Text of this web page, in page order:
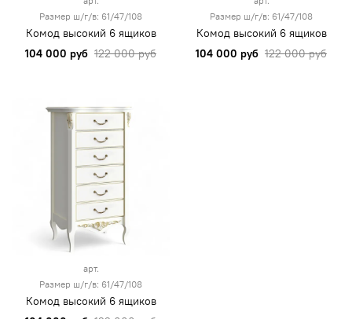
Размер ш/г/в: 61/47/108
Комод высокий 6 ящиков
104 000 руб 122 000 руб
Размер ш/г/в: 61/47/108
Комод высокий 6 ящиков
104 000 руб 122 000 руб
арт.
Размер ш/г/в: 61/47/108
Комод высокий 6 ящиков